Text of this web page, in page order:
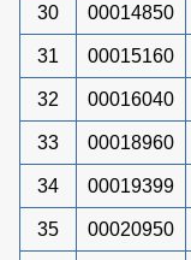
30 00014850
31 00015160
32 00016040
33 00018960
34 00019399
35 00020950